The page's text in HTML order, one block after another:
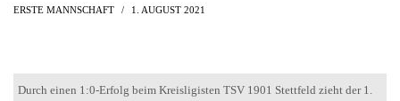
ERSTE MANNSCHAFT 1. AUGUST 2021
Durch einen 1:0-Erfolg beim Kreisligisten TSV 1901 Stettfeld zieht der 1.